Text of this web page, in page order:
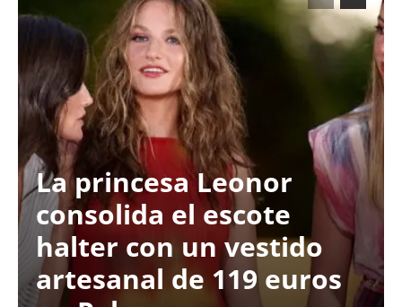
La princesa Leonor
consolida el escote
halter con un vestido
artesanal de 119 euros